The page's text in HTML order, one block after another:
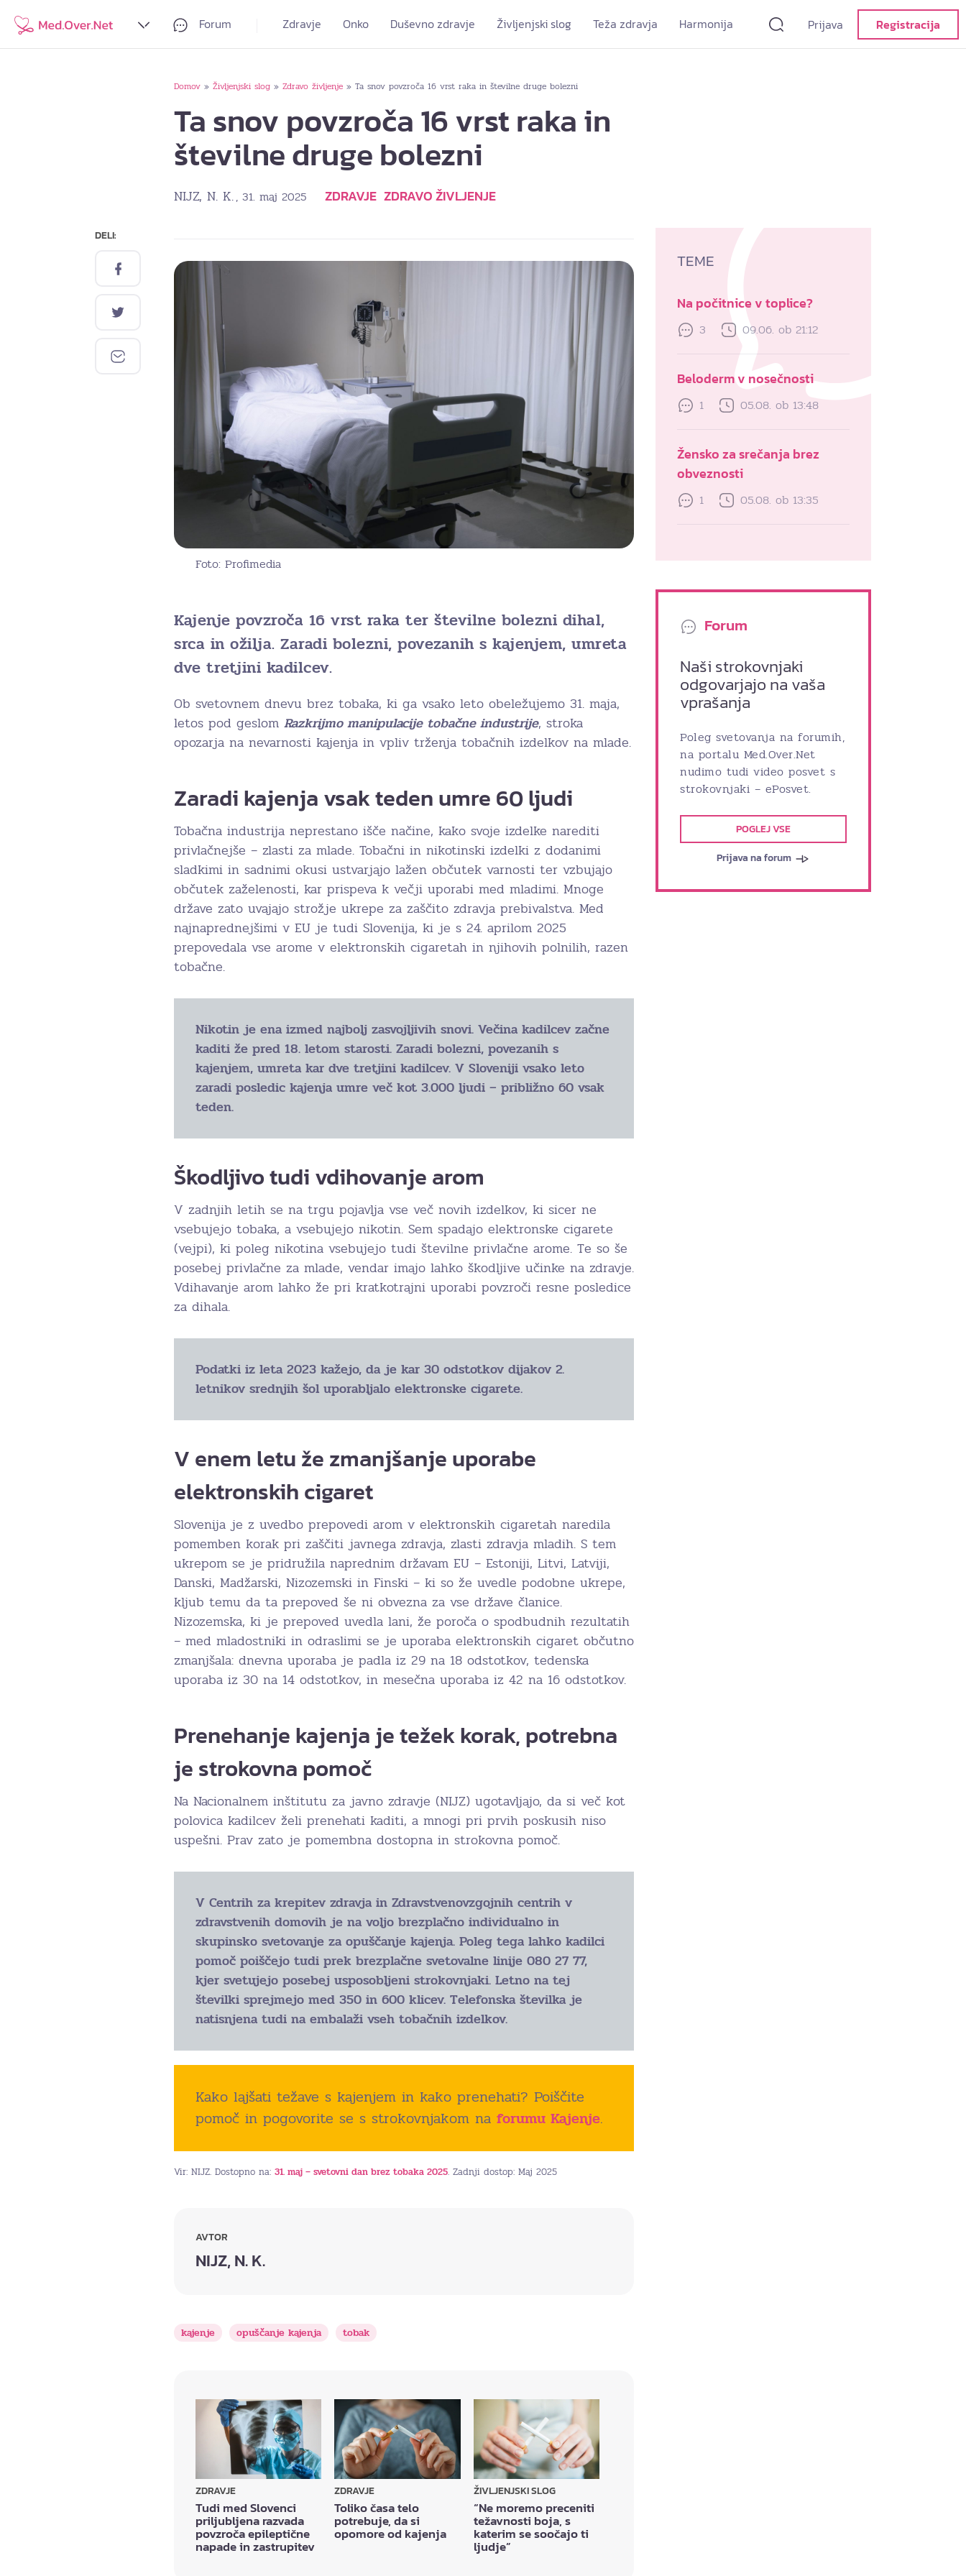
Forum Zdravje Onko Duševno zdravje Življenjski slog Teža zdravja Harmonija Prijava Registracija
Domov » Življenjski slog » Zdravo življenje » Ta snov povzroča 16 vrst raka in številne druge bolezni
Ta snov povzroča 16 vrst raka in
številne druge bolezni
NIJZ, N. K., 31. maj 2025 ZDRAVJE ZDRAVO ŽIVLJENJE
DELI:
Foto: Profimedia
Kajenje povzroča 16 vrst raka ter številne bolezni dihal,
srca in ožilja. Zaradi bolezni, povezanih s kajenjem, umreta
dve tretjini kadilcev.
Ob svetovnem dnevu brez tobaka, ki ga vsako leto obeležujemo 31. maja,
letos pod geslom Razkrijmo manipulacije tobačne industrije, stroka
opozarja na nevarnosti kajenja in vpliv trženja tobačnih izdelkov na mlade.
Zaradi kajenja vsak teden umre 60 ljudi
Tobačna industrija neprestano išče načine, kako svoje izdelke narediti
privlačnejše – zlasti za mlade. Tobačni in nikotinski izdelki z dodanimi
sladkimi in sadnimi okusi ustvarjajo lažen občutek varnosti ter vzbujajo
občutek zaželenosti, kar prispeva k večji uporabi med mladimi. Mnoge
države zato uvajajo strožje ukrepe za zaščito zdravja prebivalstva. Med
najnaprednejšimi v EU je tudi Slovenija, ki je s 24. aprilom 2025
prepovedala vse arome v elektronskih cigaretah in njihovih polnilih, razen
tobačne.
Nikotin je ena izmed najbolj zasvojljivih snovi. Večina kadilcev začne
kaditi že pred 18. letom starosti. Zaradi bolezni, povezanih s
kajenjem, umreta kar dve tretjini kadilcev. V Sloveniji vsako leto
zaradi posledic kajenja umre več kot 3.000 ljudi – približno 60 vsak
teden.
Škodljivo tudi vdihovanje arom
V zadnjih letih se na trgu pojavlja vse več novih izdelkov, ki sicer ne
vsebujejo tobaka, a vsebujejo nikotin. Sem spadajo elektronske cigarete
(vejpi), ki poleg nikotina vsebujejo tudi številne privlačne arome. Te so še
posebej privlačne za mlade, vendar imajo lahko škodljive učinke na zdravje.
Vdihavanje arom lahko že pri kratkotrajni uporabi povzroči resne posledice
za dihala.
Podatki iz leta 2023 kažejo, da je kar 30 odstotkov dijakov 2.
letnikov srednjih šol uporabljalo elektronske cigarete.
V enem letu že zmanjšanje uporabe
elektronskih cigaret
Slovenija je z uvedbo prepovedi arom v elektronskih cigaretah naredila
pomemben korak pri zaščiti javnega zdravja, zlasti zdravja mladih. S tem
ukrepom se je pridružila naprednim državam EU – Estoniji, Litvi, Latviji,
Danski, Madžarski, Nizozemski in Finski – ki so že uvedle podobne ukrepe,
kljub temu da ta prepoved še ni obvezna za vse države članice.
Nizozemska, ki je prepoved uvedla lani, že poroča o spodbudnih rezultatih
– med mladostniki in odraslimi se je uporaba elektronskih cigaret občutno
zmanjšala: dnevna uporaba je padla iz 29 na 18 odstotkov, tedenska
uporaba iz 30 na 14 odstotkov, in mesečna uporaba iz 42 na 16 odstotkov.
Prenehanje kajenja je težek korak, potrebna
je strokovna pomoč
Na Nacionalnem inštitutu za javno zdravje (NIJZ) ugotavljajo, da si več kot
polovica kadilcev želi prenehati kaditi, a mnogi pri prvih poskusih niso
uspešni. Prav zato je pomembna dostopna in strokovna pomoč.
V Centrih za krepitev zdravja in Zdravstvenovzgojnih centrih v
zdravstvenih domovih je na voljo brezplačno individualno in
skupinsko svetovanje za opuščanje kajenja. Poleg tega lahko kadilci
pomoč poiščejo tudi prek brezplačne svetovalne linije 080 27 77,
kjer svetujejo posebej usposobljeni strokovnjaki. Letno na tej
številki sprejmejo med 350 in 600 klicev. Telefonska številka je
natisnjena tudi na embalaži vseh tobačnih izdelkov.
Kako lajšati težave s kajenjem in kako prenehati? Poiščite
pomoč in pogovorite se s strokovnjakom na forumu Kajenje.
Vir: NIJZ. Dostopno na: 31. maj – svetovni dan brez tobaka 2025. Zadnji dostop: Maj 2025
AVTOR
NIJZ, N. K.
kajenje opuščanje kajenja tobak
ZDRAVJE
Tudi med Slovenci
priljubljena razvada
povzroča epileptične
napade in zastrupitev
ZDRAVJE
Toliko časa telo
potrebuje, da si
opomore od kajenja
ŽIVLJENJSKI SLOG
“Ne moremo preceniti
težavnosti boja, s
katerim se soočajo ti
ljudje”
TEME
Na počitnice v toplice?
3 09.06. ob 21:12
Beloderm v nosečnosti
1 05.08. ob 13:48
Žensko za srečanja brez
obveznosti
1 05.08. ob 13:35
Forum
Naši strokovnjaki
odgovarjajo na vaša
vprašanja
Poleg svetovanja na forumih,
na portalu Med.Over.Net
nudimo tudi video posvet s
strokovnjaki – ePosvet.
POGLEJ VSE
Prijava na forum